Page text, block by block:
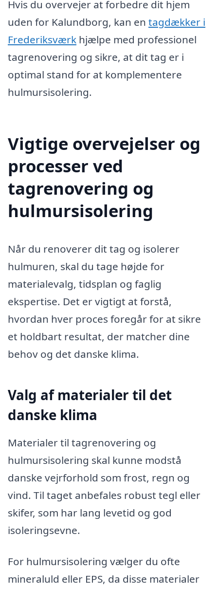
Hvis du overvejer at forbedre dit hjem
uden for Kalundborg, kan en tagdækker i
Frederiksværk hjælpe med professionel
tagrenovering og sikre, at dit tag er i
optimal stand for at komplementere
hulmursisolering.
Vigtige overvejelser og
processer ved
tagrenovering og
hulmursisolering
Når du renoverer dit tag og isolerer
hulmuren, skal du tage højde for
materialevalg, tidsplan og faglig
ekspertise. Det er vigtigt at forstå,
hvordan hver proces foregår for at sikre
et holdbart resultat, der matcher dine
behov og det danske klima.
Valg af materialer til det
danske klima
Materialer til tagrenovering og
hulmursisolering skal kunne modstå
danske vejrforhold som frost, regn og
vind. Til taget anbefales robust tegl eller
skifer, som har lang levetid og god
isoleringsevne.
For hulmursisolering vælger du ofte
mineraluld eller EPS, da disse materialer